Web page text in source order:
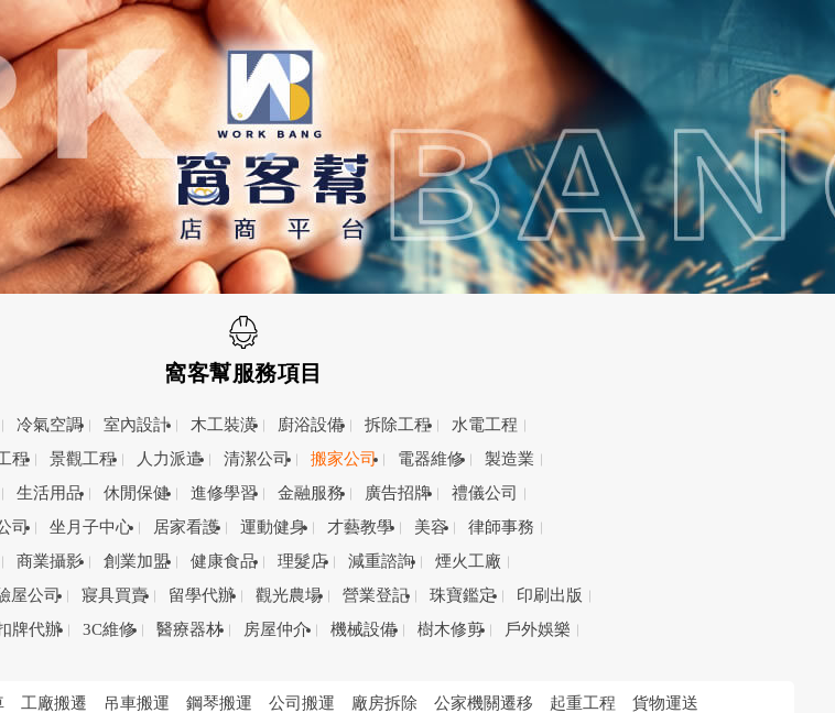
窩客幫服務項目
冷氣空調 室內設計 木工裝潢 廚浴設備 拆除工程
水電工程
程 景觀工程 人力派遣 清潔公司 搬家公司 電器維修
製造業
生活用品 休閒保健 進修學習 金融服務 廣告招牌
禮儀公司
司 坐月子中心 居家看護 運動健身 才藝教學 美容
律師事務
商業攝影 創業加盟 健康食品 理髮店 減重諮詢
煙火工廠
屋公司 寢具買賣 留學代辦 觀光農場 營業登記 珠寶鑑定
印刷出版
牌代辦 3C維修 醫療器材 房屋仲介 機械設備 樹木修剪
戶外娛樂
工廠搬遷 吊車搬運 鋼琴搬運 公司搬運 廠房拆除 公家機關遷移 起重工程
貨物運送